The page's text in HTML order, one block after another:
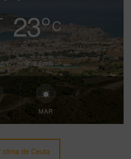
23°C
3.6mh
MAR
clima de Ceuta